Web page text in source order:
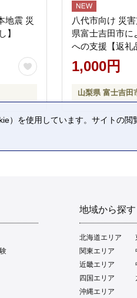
地震 災
】
八代市向け 災
県富士吉田市に
への支援【返礼
1,000円
山梨県 富士吉田
地域から探す
北海道エリア
関東エリア
近畿エリア
四国エリア
沖縄エリア
）を使用しています。サイトの